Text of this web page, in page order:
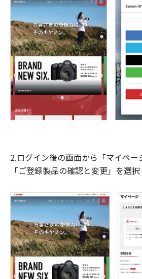
2.ログイン後の画面から「マイペー
「ご登録製品の確認と変更」を選択